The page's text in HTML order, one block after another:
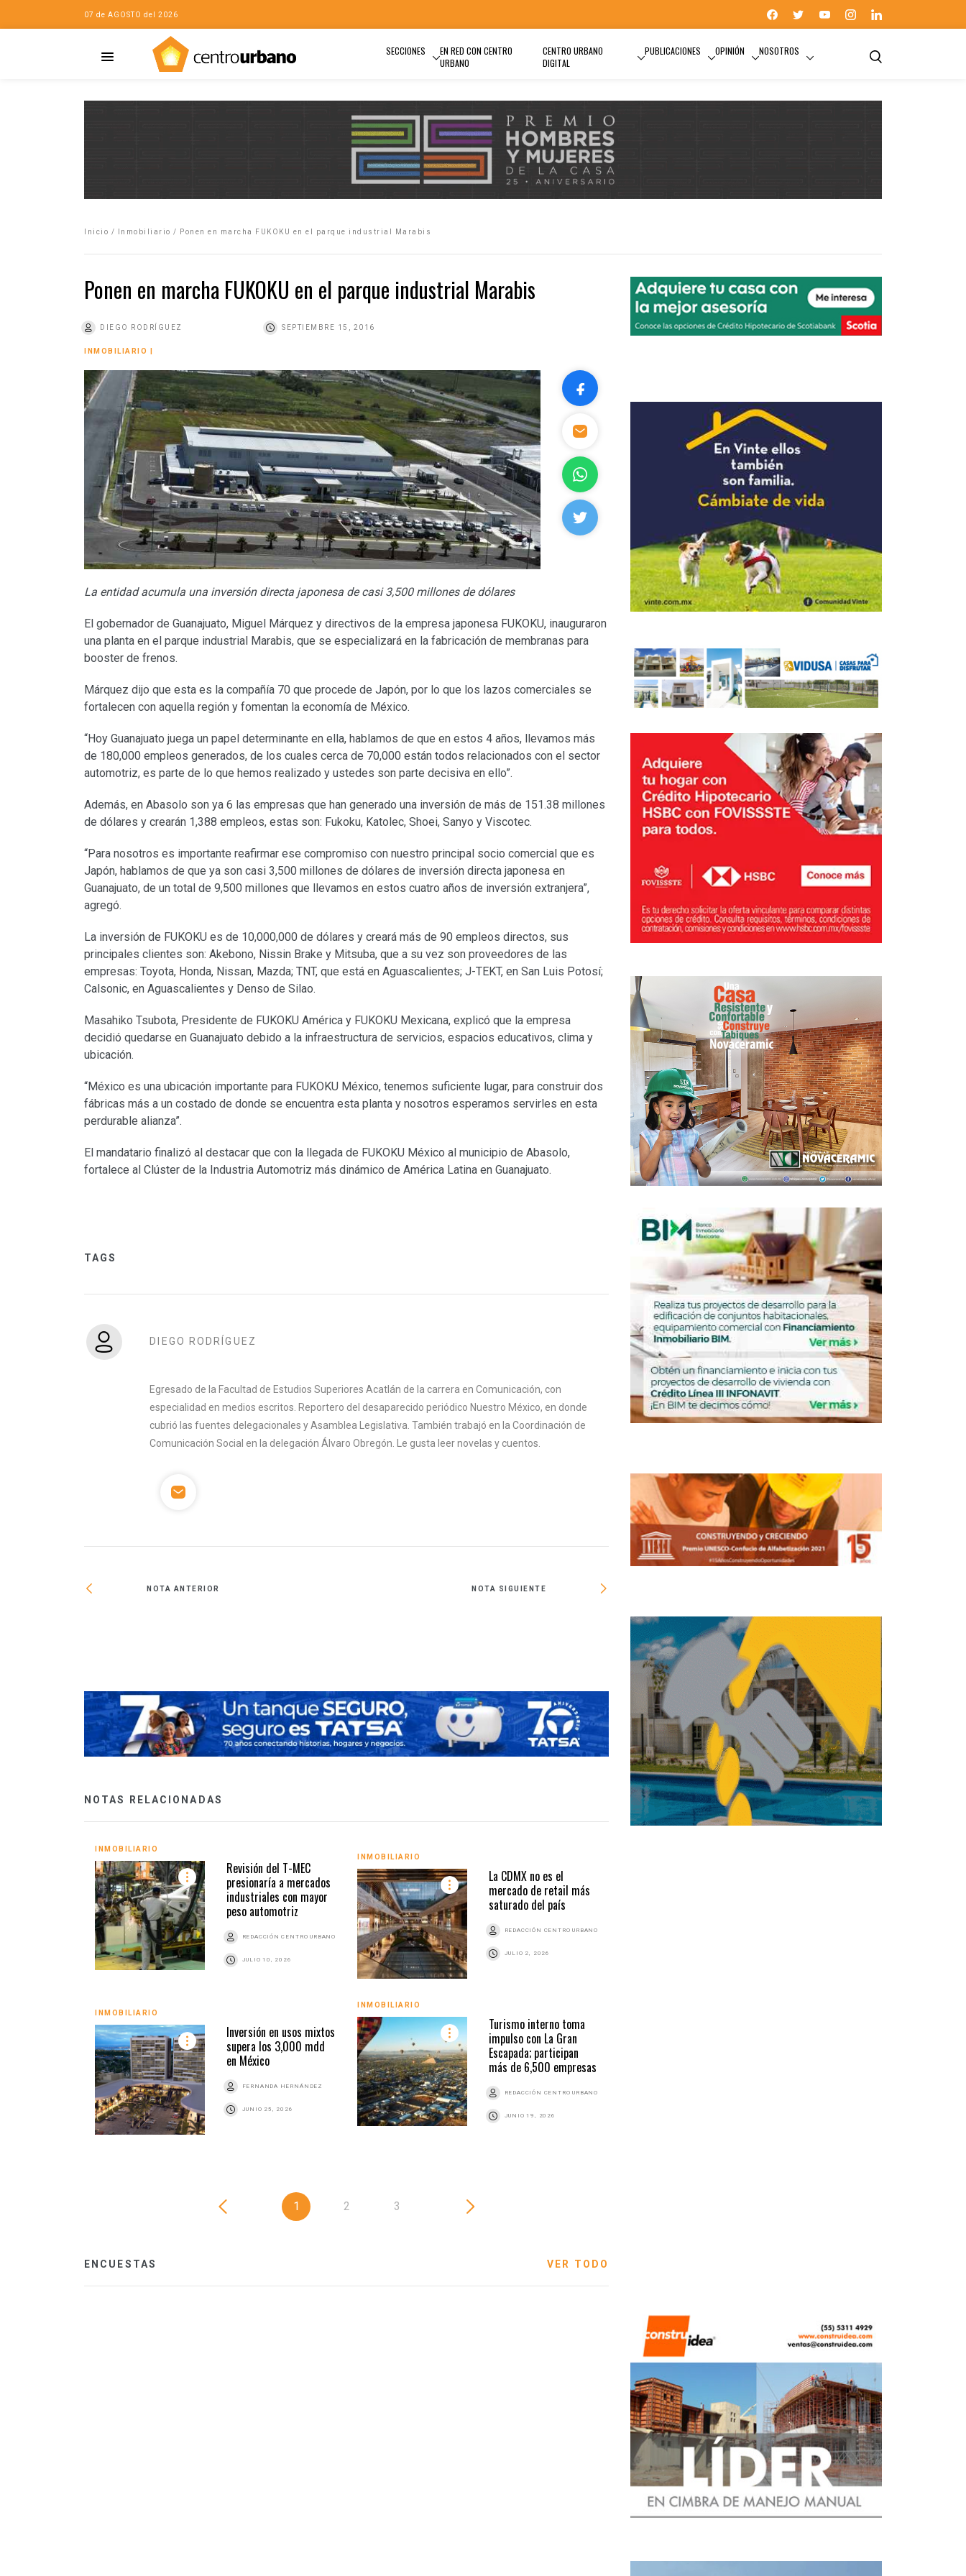
07 de AGOSTO del 2026
SECCIONES
EN RED CON CENTRO
URBANO
CENTRO URBANO
DIGITAL
PUBLICACIONES OPINIÓN NOSOTROS
Inicio / Inmobiliario / Ponen en marcha FUKOKU en el parque industrial Marabis
Ponen en marcha FUKOKU en el parque industrial Marabis
DIEGO RODRÍGUEZ SEPTIEMBRE 15, 2016
INMOBILIARIO
La entidad acumula una inversión directa japonesa de casi 3,500 millones de dólares
El gobernador de Guanajuato, Miguel Márquez y directivos de la empresa japonesa FUKOKU, inauguraron
una planta en el parque industrial Marabis, que se especializará en la fabricación de membranas para
booster de frenos.
Márquez dijo que esta es la compañía 70 que procede de Japón, por lo que los lazos comerciales se
fortalecen con aquella región y fomentan la economía de México.
“Hoy Guanajuato juega un papel determinante en ella, hablamos de que en estos 4 años, llevamos más
de 180,000 empleos generados, de los cuales cerca de 70,000 están todos relacionados con el sector
automotriz, es parte de lo que hemos realizado y ustedes son parte decisiva en ello”.
Además, en Abasolo son ya 6 las empresas que han generado una inversión de más de 151.38 millones
de dólares y crearán 1,388 empleos, estas son: Fukoku, Katolec, Shoei, Sanyo y Viscotec.
“Para nosotros es importante reafirmar ese compromiso con nuestro principal socio comercial que es
Japón, hablamos de que ya son casi 3,500 millones de dólares de inversión directa japonesa en
Guanajuato, de un total de 9,500 millones que llevamos en estos cuatro años de inversión extranjera”,
agregó.
La inversión de FUKOKU es de 10,000,000 de dólares y creará más de 90 empleos directos, sus
principales clientes son: Akebono, Nissin Brake y Mitsuba, que a su vez son proveedores de las
empresas: Toyota, Honda, Nissan, Mazda; TNT, que está en Aguascalientes; J-TEKT, en San Luis Potosí;
Calsonic, en Aguascalientes y Denso de Silao.
Masahiko Tsubota, Presidente de FUKOKU América y FUKOKU Mexicana, explicó que la empresa
decidió quedarse en Guanajuato debido a la infraestructura de servicios, espacios educativos, clima y
ubicación.
“México es una ubicación importante para FUKOKU México, tenemos suficiente lugar, para construir dos
fábricas más a un costado de donde se encuentra esta planta y nosotros esperamos servirles en esta
perdurable alianza”.
El mandatario finalizó al destacar que con la llegada de FUKOKU México al municipio de Abasolo,
fortalece al Clúster de la Industria Automotriz más dinámico de América Latina en Guanajuato.
TAGS
DIEGO RODRÍGUEZ
Egresado de la Facultad de Estudios Superiores Acatlán de la carrera en Comunicación, con
especialidad en medios escritos. Reportero del desaparecido periódico Nuestro México, en donde
cubrió las fuentes delegacionales y Asamblea Legislativa. También trabajó en la Coordinación de
Comunicación Social en la delegación Álvaro Obregón. Le gusta leer novelas y cuentos.
NOTA ANTERIOR NOTA SIGUIENTE
Industria de la construcción débil en algunas
zonas del país
NOTAS RELACIONADAS
INMOBILIARIO
Revisión del T-MEC
presionaría a mercados
industriales con mayor
peso automotriz
REDACCIÓN CENTRO URBANO
JULIO 10, 2026
INMOBILIARIO
La CDMX no es el
mercado de retail más
saturado del país
REDACCIÓN CENTRO URBANO
JULIO 2, 2026
INMOBILIARIO
Inversión en usos mixtos
supera los 3,000 mdd
en México
FERNANDA HERNÁNDEZ
JUNIO 25, 2026
INMOBILIARIO
Turismo interno toma
impulso con La Gran
Escapada; participan
más de 6,500 empresas
REDACCIÓN CENTRO URBANO
JUNIO 19, 2026
1 2 3
ENCUESTAS VER TODO